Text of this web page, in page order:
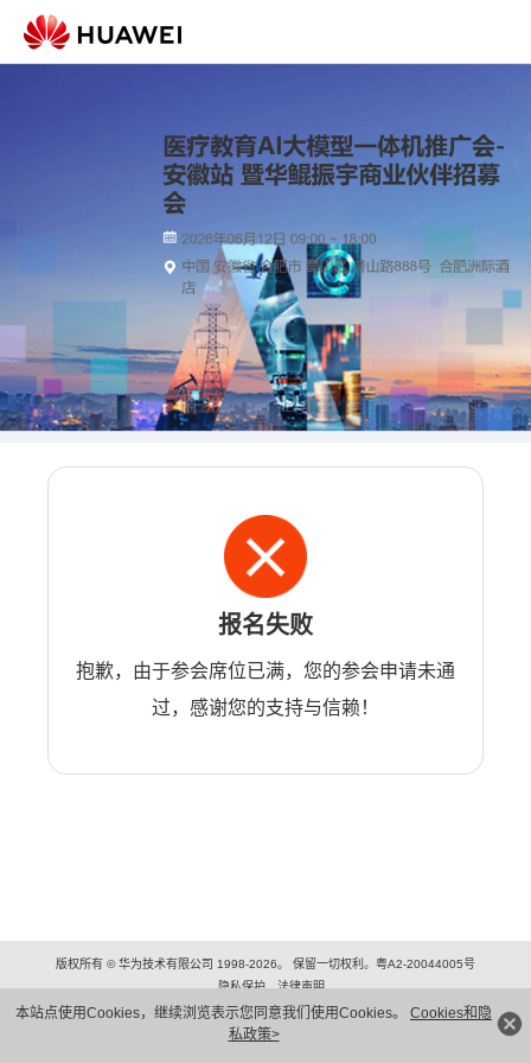
本站点使用Cookies，继续浏览表示您同意我们使用Cookies。 Cookies和隐
私政策>
报名失败
抱歉，由于参会席位已满，您的参会申请未通
过，感谢您的支持与信赖！
版权所有 © 华为技术有限公司 1998-2026。 保留一切权利。粤A2-20044005号
隐私保护
法律声明